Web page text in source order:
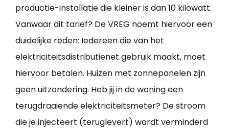
productie-installatie die kleiner is dan 10 kilowatt.
Vanwaar dit tarief? De VREG noemt hiervoor een
duidelijke reden: Iedereen die van het
elektriciteitsdistributienet gebruik maakt, moet
hiervoor betalen. Huizen met zonnepanelen zijn
geen uitzondering. Heb jij in de woning een
terugdraaiende elektriciteitsmeter? De stroom
die je injecteert (teruglevert) wordt verminderd